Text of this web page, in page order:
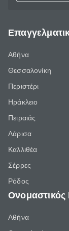
Αθήνα
Θεσσαλονίκη
Περιστέρι
Ηράκλειο
Πειραιάς
Λάρισα
Καλλιθέα
Σέρρες
Ρόδος
Ονομαστικός
Αθήνα